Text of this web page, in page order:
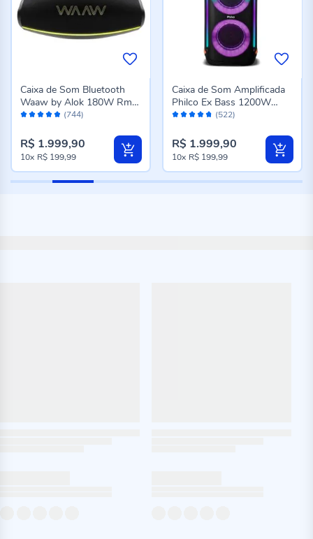
Avaliação: (744)
Caixa de Som Bluetooth
Waaw by Alok 180W Rms
Hyperboom 1000 - Preto
R$ 1.999,90
10x R$ 199,99
Avaliação: (522)
Caixa de Som Amplificada
Philco Ex Bass 1200W
Pcx6900
R$ 1.999,90
10x R$ 199,99